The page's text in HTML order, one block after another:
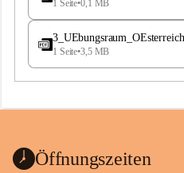
e
a
1 Seite•0,1 MB
1 Seite•3,5 MB
Öffnungszeiten